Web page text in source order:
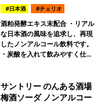
日本酒 チェリオ
酒粕発酵エキス末配合 ・リアル
な日本酒の風味を追求し、再現
したノンアルコール飲料です。
・炭酸を入れて飲みやすく仕…
サントリー のんある酒場
梅酒ソーダ ノンアルコー